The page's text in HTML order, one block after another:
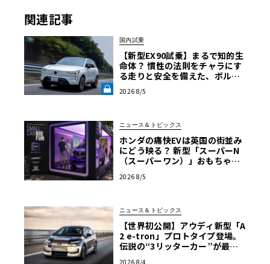
関連記事
国内試乗
【新型EX90試乗】まるで知的生
命体？ 慣性の法則をチャラにす
る走りと安全を備えた、ボルボ
AB》
2026 8/5
ニュース＆トピックス
ホンダの痛快EVは英国の街並み
にどう映る？ 新型「スーパーN
（スーパーワン）」おもちゃ箱
2026 8/5
ニュース＆トピックス
【世界初公開】アウディ新型「A
2 e-tron」プロトタイプ登場。
伝説の“3リッターカー”が最高
2026 8/4